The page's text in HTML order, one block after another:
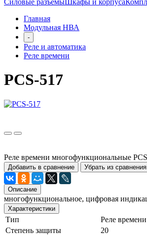
Силовые разъемыШкафы и корпуса
Главная
Модульная НВА
-
Реле и автоматика
Реле времени
PCS-517
Реле времени многофункциональные
Добавить в сравнение Убрать из сравнения
Описание
многофункциональное, цифровая
Характеристики
Тип
Реле
Степень защиты
20